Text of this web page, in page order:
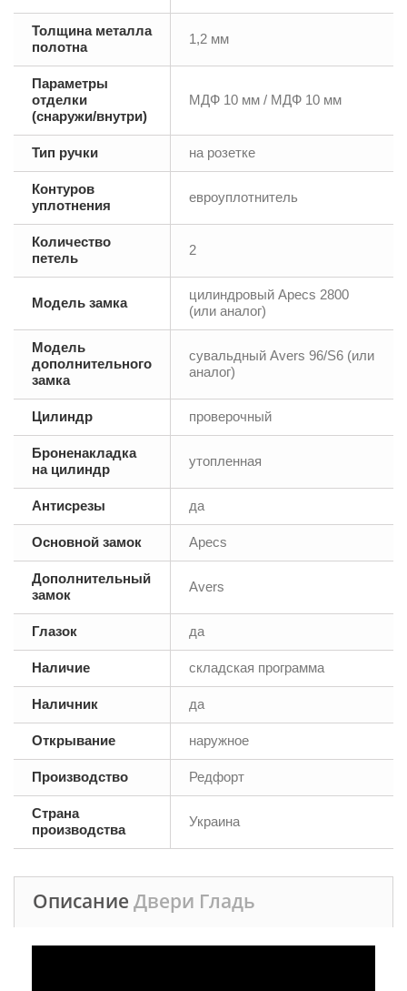
Толщина металла
полотна
1,2 мм
Параметры
отделки
(снаружи/внутри)
МДФ 10 мм / МДФ 10 мм
Тип ручки на розетке
Контуров
уплотнения
евроуплотнитель
Количество
петель
2
Модель замка
цилиндровый Аpecs 2800
(или аналог)
Модель
дополнительного
замка
сувальдный Аvers 96/S6 (или
аналог)
Цилиндр проверочный
Броненакладка
на цилиндр
утопленная
Антисрезы да
Основной замок Аpecs
Дополнительный
замок
Avers
Глазок да
Наличие складская программа
Наличник да
Открывание наружное
Производство Редфорт
Страна
производства
Украина
Описание Двери Гладь